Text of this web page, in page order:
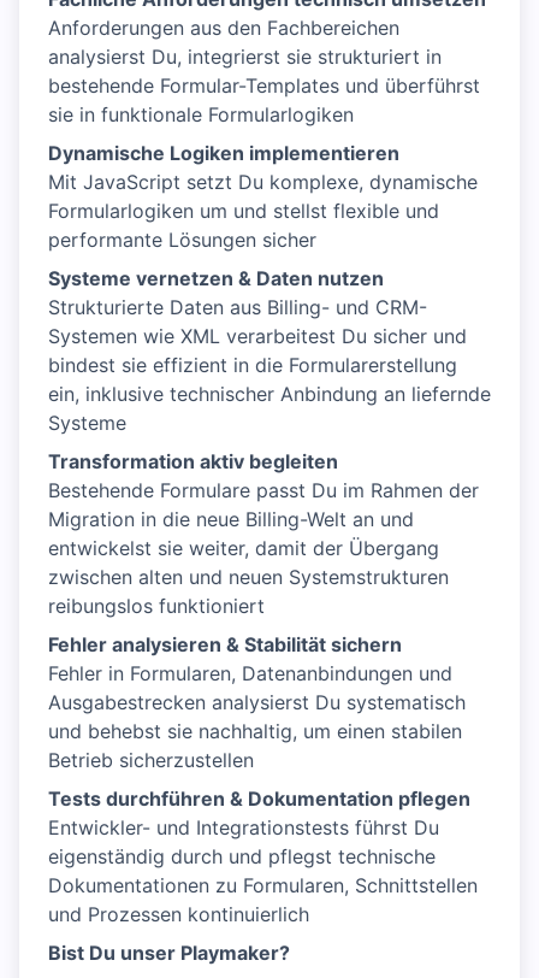
Anforderungen aus den Fachbereichen
analysierst Du, integrierst sie strukturiert in
bestehende Formular-Templates und überführst
sie in funktionale Formularlogiken
Dynamische Logiken implementieren
Mit JavaScript setzt Du komplexe, dynamische
Formularlogiken um und stellst flexible und
performante Lösungen sicher
Systeme vernetzen & Daten nutzen
Strukturierte Daten aus Billing- und CRM-
Systemen wie XML verarbeitest Du sicher und
bindest sie effizient in die Formularerstellung
ein, inklusive technischer Anbindung an liefernde
Systeme
Transformation aktiv begleiten
Bestehende Formulare passt Du im Rahmen der
Migration in die neue Billing-Welt an und
entwickelst sie weiter, damit der Übergang
zwischen alten und neuen Systemstrukturen
reibungslos funktioniert
Fehler analysieren & Stabilität sichern
Fehler in Formularen, Datenanbindungen und
Ausgabestrecken analysierst Du systematisch
und behebst sie nachhaltig, um einen stabilen
Betrieb sicherzustellen
Tests durchführen & Dokumentation pflegen
Entwickler- und Integrationstests führst Du
eigenständig durch und pflegst technische
Dokumentationen zu Formularen, Schnittstellen
und Prozessen kontinuierlich
Bist Du unser Playmaker?